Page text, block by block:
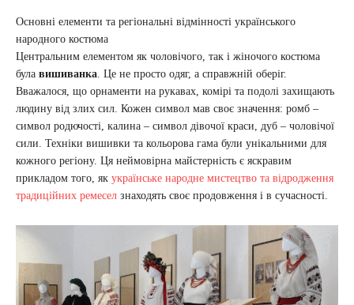
Основні елементи та регіональні відмінності українського
народного костюма
Центральним елементом як чоловічого, так і жіночого костюма
була вишиванка . Це не просто одяг, а справжній оберіг.
Вважалося, що орнаменти на рукавах, комірі та подолі захищають
людину від злих сил. Кожен символ мав своє значення: ромб –
символ родючості, калина – символ дівочої краси, дуб – чоловічої
сили. Техніки вишивки та кольорова гама були унікальними для
кожного регіону. Ця неймовірна майстерність є яскравим
прикладом того, як українське народне мистецтво та відродження
традиційних ремесел знаходять своє продовження і в сучасності.